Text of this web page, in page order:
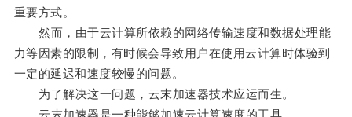
重要方式。
然而，由于云计算所依赖的网络传输速度和数据处理能
力等因素的限制，有时候会导致用户在使用云计算时体验到
一定的延迟和速度较慢的问题。
为了解决这一问题，云末加速器技术应运而生。